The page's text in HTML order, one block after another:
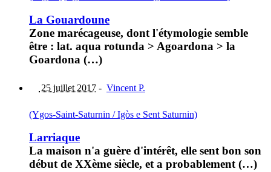
La Gouardoune
Zone marécageuse, dont l'étymologie semble
être : lat. aqua rotunda > Agoardona > la
Goardona (…)
25 juillet 2017 - Vincent P.
(Ygos-Saint-Saturnin / Igòs e Sent Saturnin)
Larriaque
La maison n'a guère d'intérêt, elle sent bon son
début de XXème siècle, et a probablement (…)